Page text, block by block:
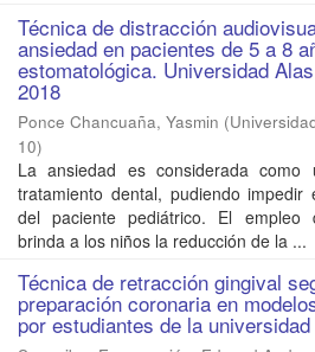
Técnica de distracción
ansiedad en pacientes de 5 a 8
estomatológica. Universidad
2018
Ponce Chancuaña, Yasmin (
10)
La ansiedad es considerada
tratamiento dental, pudiendo
del paciente pediátrico. El empleo
brinda a los niños la reducción de la ...
Técnica de retracción gingival
preparación coronaria en
por estudiantes de la